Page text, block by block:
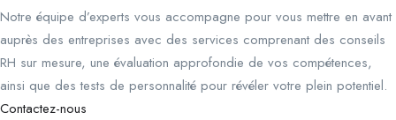
Notre équipe d’experts vous accompagne pour vous mettre en avant
auprès des entreprises avec des services comprenant des conseils
RH sur mesure, une évaluation approfondie de vos compétences,
ainsi que des tests de personnalité pour révéler votre plein potentiel.
Contactez-nous